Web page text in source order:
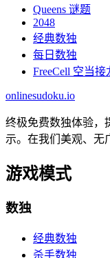
Queens 谜题
2048
经典数独
每日数独
FreeCell 空当接
onlinesudoku.io
终极免费数独体验，
示。在我们美观、无
游戏模式
数独
经典数独
杀手数独